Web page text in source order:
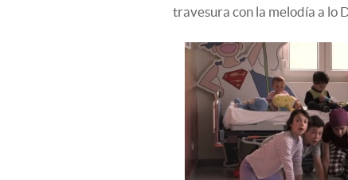
travesura con la melodía a lo